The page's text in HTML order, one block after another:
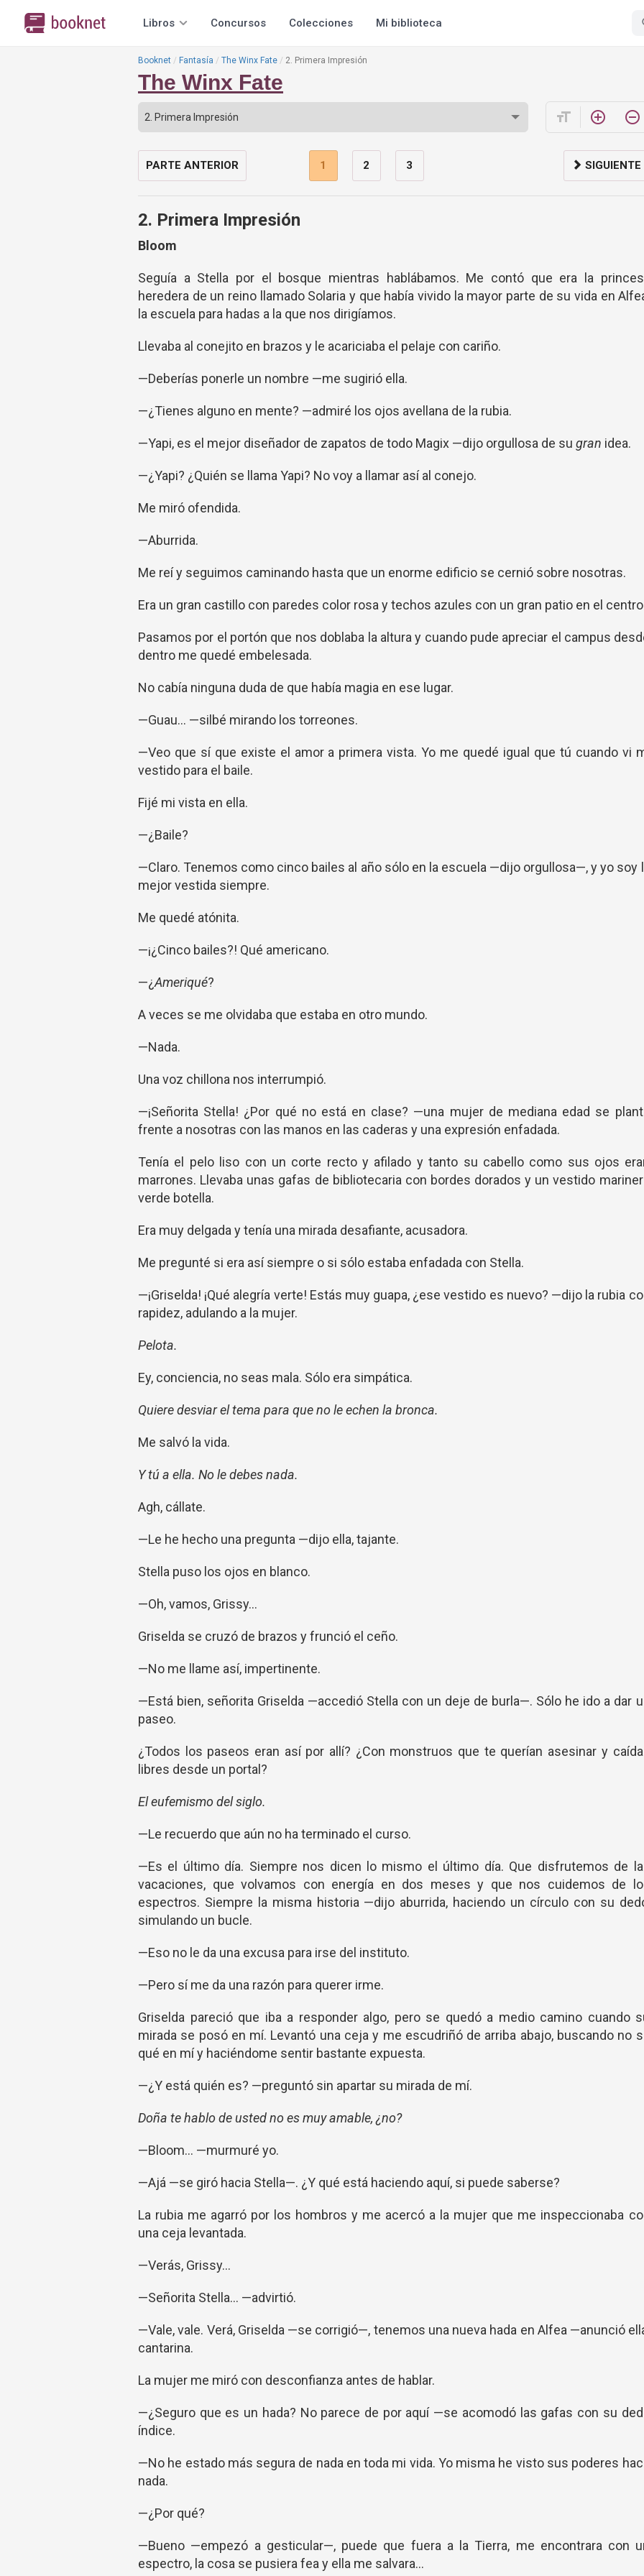
Libros Concursos Colecciones Mi biblioteca
Booknet Fantasía The Winx Fate 2. Primera Impresión
The Winx Fate
format_size add_circle_outline remove_circle_outline
PARTE ANTERIOR 1 2 3 SIGUIENTE
2. Primera Impresión
Bloom
Seguía a Stella por el bosque mientras hablábamos. Me contó que era la
heredera de un reino llamado Solaria y que había vivido la mayor parte de su vida en
la escuela para hadas a la que nos dirigíamos.
Llevaba al conejito en brazos y le acariciaba el pelaje con cariño.
—Deberías ponerle un nombre —me sugirió ella.
—¿Tienes alguno en mente? —admiré los ojos avellana de la rubia.
—Yapi, es el mejor diseñador de zapatos de todo Magix —dijo orgullosa de su gran idea.
—¿Yapi? ¿Quién se llama Yapi? No voy a llamar así al conejo.
Me miró ofendida.
—Aburrida.
Me reí y seguimos caminando hasta que un enorme edificio se cernió sobre nosotras.
Era un gran castillo con paredes color rosa y techos azules con un gran patio en el
Pasamos por el portón que nos doblaba la altura y cuando pude apreciar el campus
dentro me quedé embelesada.
No cabía ninguna duda de que había magia en ese lugar.
—Guau... —silbé mirando los torreones.
—Veo que sí que existe el amor a primera vista. Yo me quedé igual que tú cuando vi
vestido para el baile.
Fijé mi vista en ella.
—¿Baile?
—Claro. Tenemos como cinco bailes al año sólo en la escuela —dijo orgullosa—, y yo soy
mejor vestida siempre.
Me quedé atónita.
—¡¿Cinco bailes?! Qué americano.
—¿Ameriqué?
A veces se me olvidaba que estaba en otro mundo.
—Nada.
Una voz chillona nos interrumpió.
—¡Señorita Stella! ¿Por qué no está en clase? —una mujer de mediana edad se
frente a nosotras con las manos en las caderas y una expresión enfadada.
Tenía el pelo liso con un corte recto y afilado y tanto su cabello como sus ojos
marrones. Llevaba unas gafas de bibliotecaria con bordes dorados y un vestido
verde botella.
Era muy delgada y tenía una mirada desafiante, acusadora.
Me pregunté si era así siempre o si sólo estaba enfadada con Stella.
—¡Griselda! ¡Qué alegría verte! Estás muy guapa, ¿ese vestido es nuevo? —dijo la rubia
rapidez, adulando a la mujer.
Pelota.
Ey, conciencia, no seas mala. Sólo era simpática.
Quiere desviar el tema para que no le echen la bronca.
Me salvó la vida.
Y tú a ella. No le debes nada.
Agh, cállate.
—Le he hecho una pregunta —dijo ella, tajante.
Stella puso los ojos en blanco.
—Oh, vamos, Grissy...
Griselda se cruzó de brazos y frunció el ceño.
—No me llame así, impertinente.
—Está bien, señorita Griselda —accedió Stella con un deje de burla—. Sólo he ido a dar
paseo.
¿Todos los paseos eran así por allí? ¿Con monstruos que te querían asesinar y
libres desde un portal?
El eufemismo del siglo.
—Le recuerdo que aún no ha terminado el curso.
—Es el último día. Siempre nos dicen lo mismo el último día. Que disfrutemos de
vacaciones, que volvamos con energía en dos meses y que nos cuidemos de
espectros. Siempre la misma historia —dijo aburrida, haciendo un círculo con su
simulando un bucle.
—Eso no le da una excusa para irse del instituto.
—Pero sí me da una razón para querer irme.
Griselda pareció que iba a responder algo, pero se quedó a medio camino cuando
mirada se posó en mí. Levantó una ceja y me escudriñó de arriba abajo, buscando no
qué en mí y haciéndome sentir bastante expuesta.
—¿Y está quién es? —preguntó sin apartar su mirada de mí.
Doña te hablo de usted no es muy amable, ¿no?
—Bloom... —murmuré yo.
—Ajá —se giró hacia Stella—. ¿Y qué está haciendo aquí, si puede saberse?
La rubia me agarró por los hombros y me acercó a la mujer que me inspeccionaba
una ceja levantada.
—Verás, Grissy...
—Señorita Stella... —advirtió.
—Vale, vale. Verá, Griselda —se corrigió—, tenemos una nueva hada en Alfea —anunció
cantarina.
La mujer me miró con desconfianza antes de hablar.
—¿Seguro que es un hada? No parece de por aquí —se acomodó las gafas con su
índice.
—No he estado más segura de nada en toda mi vida. Yo misma he visto sus poderes
nada.
—¿Por qué?
—Bueno —empezó a gesticular—, puede que fuera a la Tierra, me encontrara con
espectro, la cosa se pusiera fea y ella me salvara...